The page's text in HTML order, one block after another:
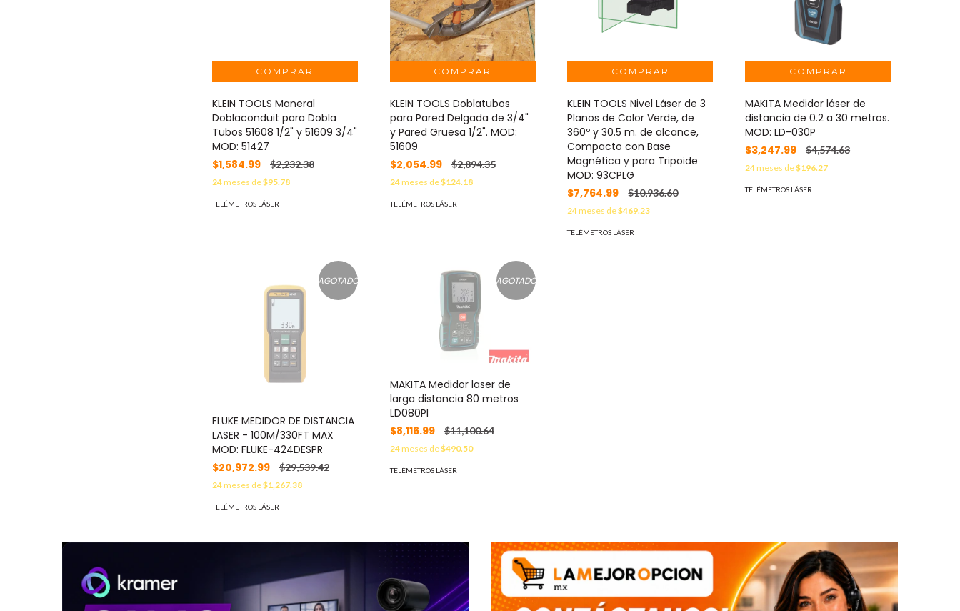
KLEIN TOOLS Maneral
Doblaconduit para Dobla
Tubos 51608 1/2" y 51609 3/4"
MOD: 51427
$1,584.99
$2,232.38
24meses de$95.78
TELÉMETROS LÁSER
KLEIN TOOLS Doblatubos
para Pared Delgada de 3/4"
y Pared Gruesa 1/2". MOD:
51609
$2,054.99
$2,894.35
24meses de$124.18
TELÉMETROS LÁSER
KLEIN TOOLS Nivel Láser de 3
Planos de Color Verde, de
360º y 30.5 m. de alcance,
Compacto con Base
Magnética y para Tripoide
MOD: 93CPLG
$7,764.99
$10,936.60
24meses de$469.23
TELÉMETROS LÁSER
MAKITA Medidor láser de
distancia de 0.2 a 30 metros.
MOD: LD-030P
$3,247.99
$4,574.63
24meses de$196.27
TELÉMETROS LÁSER
AGOTADO
FLUKE MEDIDOR DE DISTANCIA
LASER - 100M/330FT MAX
MOD: FLUKE-424DESPR
$20,972.99
$29,539.42
24meses de$1,267.38
TELÉMETROS LÁSER
AGOTADO
MAKITA Medidor laser de
larga distancia 80 metros
LD080PI
$8,116.99
$11,100.64
24meses de$490.50
TELÉMETROS LÁSER